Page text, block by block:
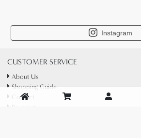
Instagram
CUSTOMER SERVICE
About Us
Shopping Guide
Contact
Payment